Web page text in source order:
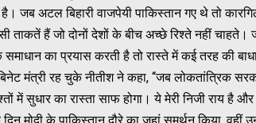
जब अटल बिहारी वाजपेयी पाकिस्तान गए थे तो
ताकतें हैं जो दोनों देशों के बीच अच्छे रिश्ते नहीं
समाधान का प्रयास करती है तो रास्ते में कई तरह की
मंत्री रह चुके नीतीश ने कहा, ‘‘जब लोकतांत्रिक
में सुधार का रास्ता साफ होगा। ये मेरी निजी राय है
मोदी के पाकिस्तान दौरे का जहां समर्थन किया,